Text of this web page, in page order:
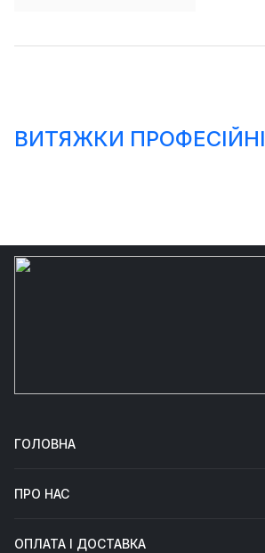
ВИТЯЖКИ ПРОФЕСІЙНІ
ГОЛОВНА
ПРО НАС
ОПЛАТА І ДОСТАВКА